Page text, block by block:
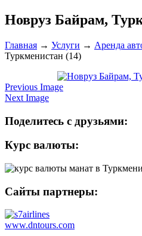
Новруз Байрам,
Главная → Услуги → Аренда
Туркменистан (14)
Previous Image
Next Image
Поделитесь с друзьями:
Курс валюты:
Сайты партнеры:
www.dntours.com